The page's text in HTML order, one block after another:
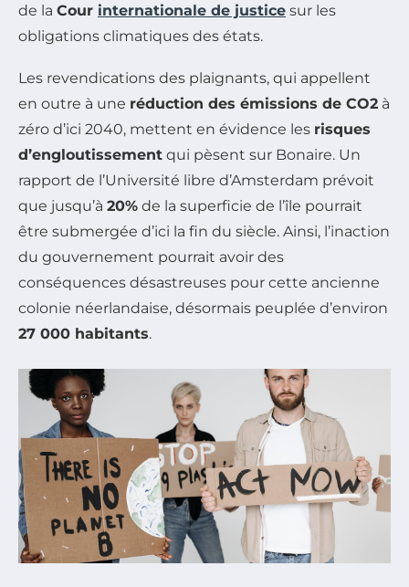
de la Cour internationale de justice sur les
obligations climatiques des états.
Les revendications des plaignants, qui appellent
en outre à une réduction des émissions de CO2 à
zéro d’ici 2040, mettent en évidence les risques
d’engloutissement qui pèsent sur Bonaire. Un
rapport de l’Université libre d’Amsterdam prévoit
que jusqu’à 20% de la superficie de l’île pourrait
être submergée d’ici la fin du siècle. Ainsi, l’inaction
du gouvernement pourrait avoir des
conséquences désastreuses pour cette ancienne
colonie néerlandaise, désormais peuplée d’environ
27 000 habitants.